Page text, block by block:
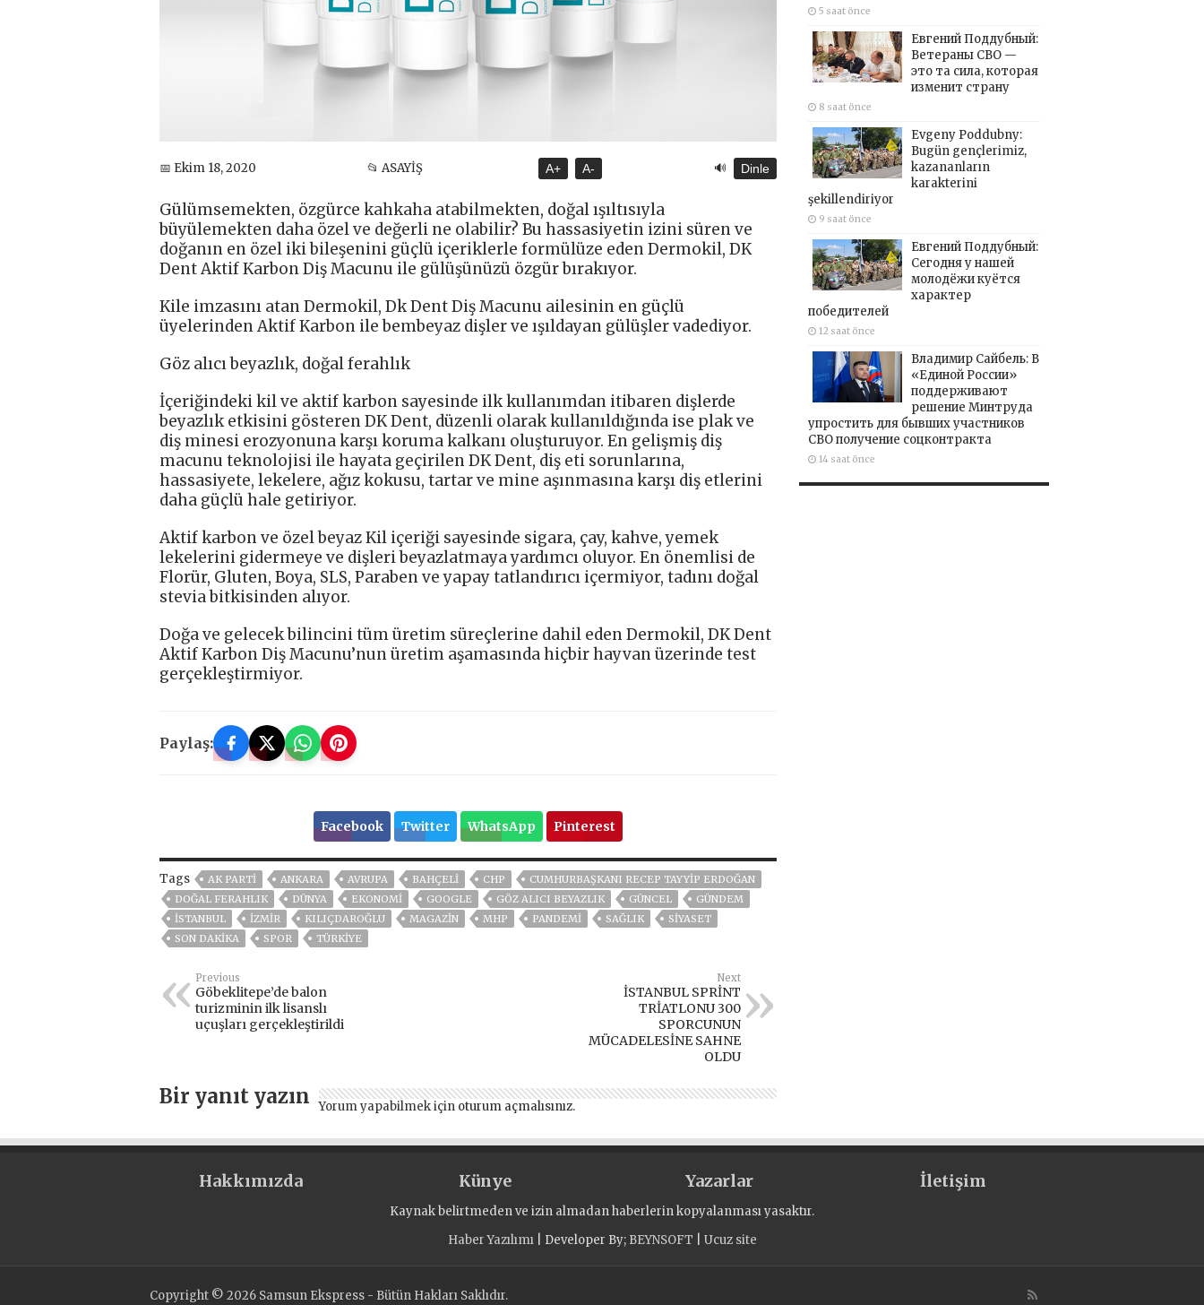
📅 Ekim 18, 2020 📂 ASAYİŞ A+ A- 🔊 Dinle
Gülümsemekten, özgürce kahkaha atabilmekten, doğal ışıltısıyla
büyülemekten daha özel ve değerli ne olabilir? Bu hassasiyetin izini süren ve
doğanın en özel iki bileşenini güçlü içeriklerle formülüze eden Dermokil, DK
Dent Aktif Karbon Diş Macunu ile gülüşünüzü özgür bırakıyor.
Kile imzasını atan Dermokil, Dk Dent Diş Macunu ailesinin en güçlü
üyelerinden Aktif Karbon ile bembeyaz dişler ve ışıldayan gülüşler vadediyor.
Göz alıcı beyazlık, doğal ferahlık
İçeriğindeki kil ve aktif karbon sayesinde ilk kullanımdan itibaren dişlerde
beyazlık etkisini gösteren DK Dent, düzenli olarak kullanıldığında ise plak ve
diş minesi erozyonuna karşı koruma kalkanı oluşturuyor. En gelişmiş diş
macunu teknolojisi ile hayata geçirilen DK Dent, diş eti sorunlarına,
hassasiyete, lekelere, ağız kokusu, tartar ve mine aşınmasına karşı diş etlerini
daha güçlü hale getiriyor.
Aktif karbon ve özel beyaz Kil içeriği sayesinde sigara, çay, kahve, yemek
lekelerini gidermeye ve dişleri beyazlatmaya yardımcı oluyor. En önemlisi de
Florür, Gluten, Boya, SLS, Paraben ve yapay tatlandırıcı içermiyor, tadını doğal
stevia bitkisinden alıyor.
Doğa ve gelecek bilincini tüm üretim süreçlerine dahil eden Dermokil, DK Dent
Aktif Karbon Diş Macunu’nun üretim aşamasında hiçbir hayvan üzerinde test
gerçekleştirmiyor.
Paylaş:
Facebook Twitter WhatsApp Pinterest
Tags AK PARTİ ANKARA AVRUPA BAHÇELİ CHP
CUMHURBAŞKANI RECEP TAYYIP ERDOĞAN
DOĞAL FERAHLIK
DÜNYA EKONOMİ GOOGLE GÖZ ALICI BEYAZLIK GÜNCEL
GÜNDEM
ISTANBUL
İZMIR KILIÇDAROĞLU MAGAZİN MHP PANDEMİ SAĞLIK
SİYASET
SON DAKIKA
SPOR TÜRKİYE
Previous
Göbeklitepe’de balon
turizminin ilk lisanslı
uçuşları gerçekleştirildi
Next
İSTANBUL SPRİNT
TRİATLONU 300
SPORCUNUN
MÜCADELESİNE SAHNE
OLDU
Bir yanıt yazın Yorum yapabilmek için oturum açmalısınız.
5 saat önce
Евгений Поддубный:
Ветераны СВО —
это та сила, которая
изменит страну
8 saat önce
Evgeny Poddubny:
Bugün gençlerimiz,
kazananların
karakterini
şekillendiriyor
9 saat önce
Евгений Поддубный:
Сегодня у нашей
молодёжи куётся
характер
победителей
12 saat önce
Владимир Сайбель: В
«Единой России»
поддерживают
решение Минтруда
упростить для бывших участников
СВО получение соцконтракта
14 saat önce
Hakkımızda Künye Yazarlar İletişim
Kaynak belirtmeden ve izin almadan haberlerin kopyalanması yasaktır.
Haber Yazılımı| Developer By; BEYNSOFT Ucuz site
Copyright © 2026 Samsun Ekspress - Bütün Hakları Saklıdır.